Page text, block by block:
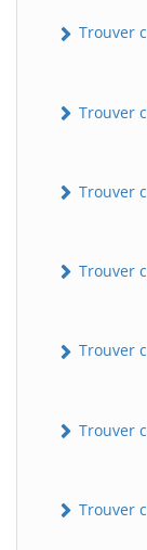
Trouver
Trouver
Trouver
Trouver
Trouver
Trouver
Trouver